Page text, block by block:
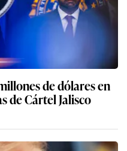
de dólares en
de Cártel Jalisco